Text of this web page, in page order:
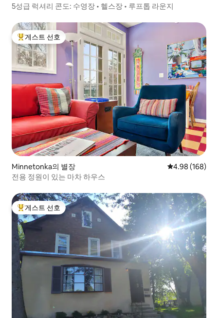
5성급 럭셔리 콘도: 수영장 • 헬스장 • 루프톱 라운지
상위 게스트 선호
게스트 선호
Minnetonka의 별장 평점 4.98점(5
4.98 (168)
전용 정원이 있는 마차 하우스
상위 게스트 선호
게스트 선호